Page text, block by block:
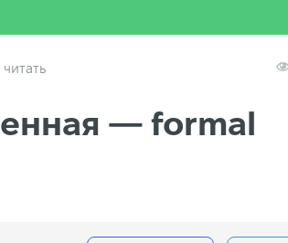
— formal